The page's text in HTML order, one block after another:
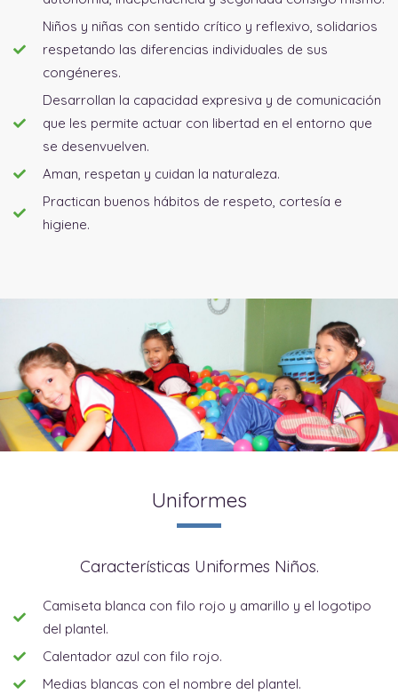
Niños y niñas con sentido crítico y reflexivo, solidarios
respetando las diferencias individuales de sus
congéneres.
Desarrollan la capacidad expresiva y de comunicación
que les permite actuar con libertad en el entorno que
se desenvuelven.
Aman, respetan y cuidan la naturaleza.
Practican buenos hábitos de respeto, cortesía e
higiene.
Uniformes
Características Uniformes Niños.
Camiseta blanca con filo rojo y amarillo y el logotipo
del plantel.
Calentador azul con filo rojo.
Medias blancas con el nombre del plantel.